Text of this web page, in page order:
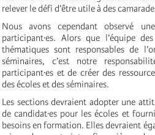
relever le défi d’être utile à des
Nous avons cependant observé
participant·es. Alors que l’équipe
thématiques sont responsables de
séminaires, c’est notre
participant·es et de créer des
des écoles et des séminaires.
Les sections devraient adopter une
de candidat·es pour les écoles et
besoins en formation. Elles devraient